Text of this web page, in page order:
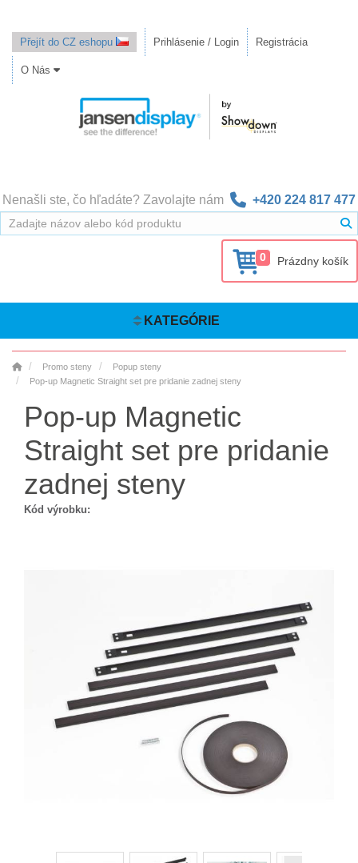
Přejít do CZ eshopu Prihlásenie / Login Registrácia
O Nás
Nenašli ste, čo hľadáte? Zavolajte nám +420 224 817 477
0 Prázdny košík
KATEGÓRIE
Promo steny
Popup steny
Pop-up Magnetic Straight set pre pridanie zadnej steny
Pop-up Magnetic
Straight set pre pridanie
zadnej steny
Kód výrobku: